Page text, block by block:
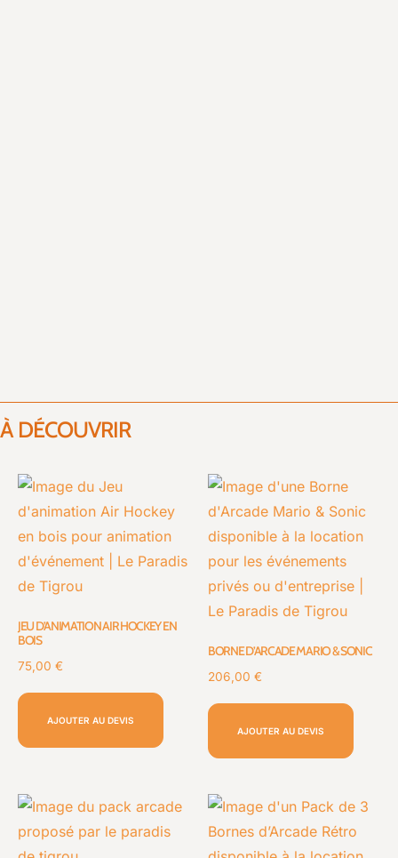
À DÉCOUVRIR
JEU D’ANIMATION AIR HOCKEY EN
BOIS
75,00 €
AJOUTER AU DEVIS
BORNE D’ARCADE MARIO & SONIC
206,00 €
AJOUTER AU DEVIS